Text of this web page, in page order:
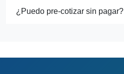
¿Puedo pre-cotizar sin pagar?